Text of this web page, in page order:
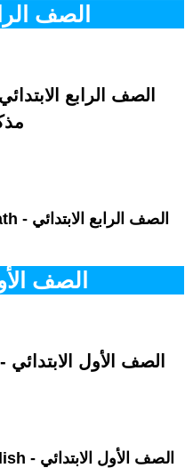
الصف
الصف الرابع
الصف الرابع الابتدائي - Math - الترم الثاني - فيديوهات
الصف
الصف الأول
الصف الأول الابتدائي - English - الترم الثاني - مذكرات